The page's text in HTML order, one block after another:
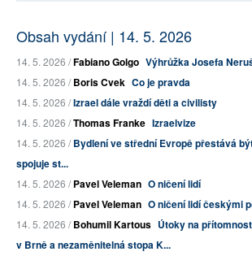
Obsah vydání | 14. 5. 2026
14. 5. 2026 /Fabiano Golgo Výhrůžka Josefa
14. 5. 2026 /Boris Cvek Co je pravda
14. 5. 2026 /Izrael dále vraždí děti a civilisty
14. 5. 2026 /Thomas Franke Izraelvize
14. 5. 2026 /Bydlení ve střední Evropě přestává
spojuje st...
14. 5. 2026 /Pavel Veleman O ničení lidí
14. 5. 2026 /Pavel Veleman O ničení lidí českými
14. 5. 2026 /Bohumil Kartous Útoky na
v Brně a nezaměnitelná stopa K...